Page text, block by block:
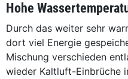
Hohe
Durch das weiter sehr
dort viel Energie
Mischung verschieden
wieder Kaltluft-Einbrüche